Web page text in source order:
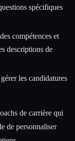
spécifiques
compétences et
descriptions de
les candidatures
de carrière qui
de personnaliser